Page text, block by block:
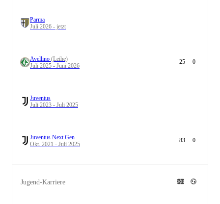
Parma
Juli 2026 - jetzt
Avellino (Leihe)
Juli 2025 - Juni 2026
25 0
Juventus
Juli 2023 - Juli 2025
Juventus Next Gen
Okt. 2021 - Juli 2025
83 0
Jugend-Karriere